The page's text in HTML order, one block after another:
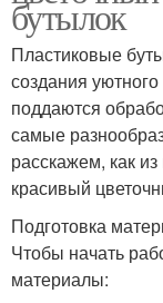
бутылок
Пластиковые
создания
поддаются
самые
расскажем, как
красивый
Подготовка
Чтобы начать
материалы: